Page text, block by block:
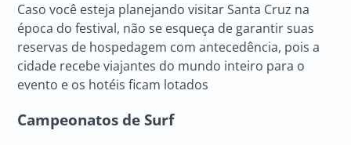
Caso você esteja planejando visitar Santa Cruz na
época do festival, não se esqueça de garantir suas
reservas de hospedagem com antecedência, pois a
cidade recebe viajantes do mundo inteiro para o
evento e os hotéis ficam lotados
Campeonatos de Surf